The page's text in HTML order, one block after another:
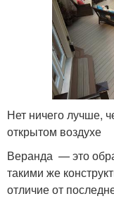
Нет ничего лучше,
открытом воздухе
Веранда — это
такими же
отличие от